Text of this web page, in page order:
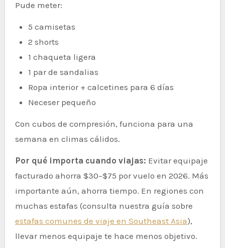
Pude meter:
5 camisetas
2 shorts
1 chaqueta ligera
1 par de sandalias
Ropa interior + calcetines para 6 días
Neceser pequeño
Con cubos de compresión, funciona para una
semana en climas cálidos.
Por qué importa cuando viajas: Evitar equipaje
facturado ahorra $30–$75 por vuelo en 2026. Más
importante aún, ahorra tiempo. En regiones con
muchas estafas (consulta nuestra guía sobre
estafas comunes de viaje en Southeast Asia),
llevar menos equipaje te hace menos objetivo.